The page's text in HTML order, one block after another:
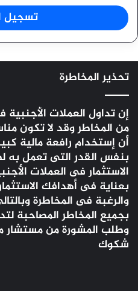
تسجيل
تحذير المخاطرة
إن تداول العملات الأجنبية
من المخاطر وقد لا تكون
أن إستخدام رافعة مالية
بنفس القدر التى تعمل به
الاستثمار فى العملات
بعناية فى أهدافك
والرغبة فى المخاطرة
بجميع المخاطر المصاحبة
وطلب المشورة من مستشار
شكوك